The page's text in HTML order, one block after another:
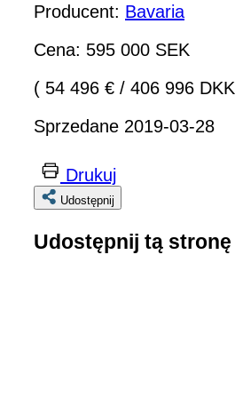
Producent: Bavaria
Cena: 595 000 SEK
( 54 496 € / 406 996 DKK
Sprzedane 2019-03-28
Drukuj
Udostępnij
Udostępnij tą stronę